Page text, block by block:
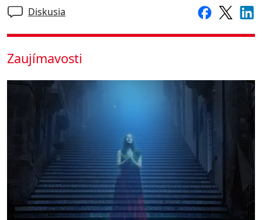
Diskusia
Zaujímavosti